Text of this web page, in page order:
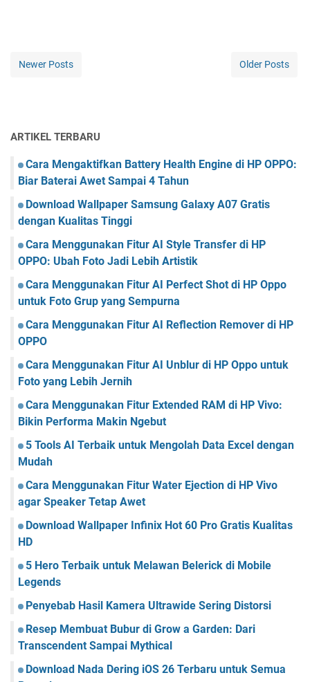
Newer Posts Older Posts
ARTIKEL TERBARU
Cara Mengaktifkan Battery Health Engine di HP OPPO:
Biar Baterai Awet Sampai 4 Tahun
Download Wallpaper Samsung Galaxy A07 Gratis
dengan Kualitas Tinggi
Cara Menggunakan Fitur AI Style Transfer di HP
OPPO: Ubah Foto Jadi Lebih Artistik
Cara Menggunakan Fitur AI Perfect Shot di HP Oppo
untuk Foto Grup yang Sempurna
Cara Menggunakan Fitur AI Reflection Remover di HP
OPPO
Cara Menggunakan Fitur AI Unblur di HP Oppo untuk
Foto yang Lebih Jernih
Cara Menggunakan Fitur Extended RAM di HP Vivo:
Bikin Performa Makin Ngebut
5 Tools AI Terbaik untuk Mengolah Data Excel dengan
Mudah
Cara Menggunakan Fitur Water Ejection di HP Vivo
agar Speaker Tetap Awet
Download Wallpaper Infinix Hot 60 Pro Gratis Kualitas
HD
5 Hero Terbaik untuk Melawan Belerick di Mobile
Legends
Penyebab Hasil Kamera Ultrawide Sering Distorsi
Resep Membuat Bubur di Grow a Garden: Dari
Transcendent Sampai Mythical
Download Nada Dering iOS 26 Terbaru untuk Semua